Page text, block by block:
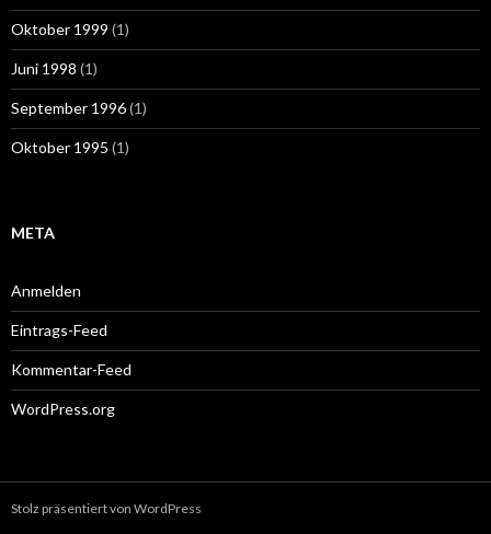
Oktober 1999 (1)
Juni 1998 (1)
September 1996(1)
Oktober 1995 (1)
META
Anmelden
Eintrags-Feed
Kommentar-Feed
WordPress.org
Stolz präsentiert von WordPress